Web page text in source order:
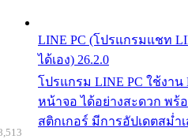
LINE PC (โปรแกรมแชท
ได้เอง) 26.2.0
โปรแกรม LINE PC ใช้งา
หน้าจอ ได้อย่างสะดวก พร้
สติกเกอร์ มีการอัปเดตสม่ำ